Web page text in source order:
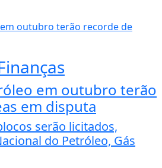
em outubro terão
em disputa
serão licitados,
do Petróleo, Gás